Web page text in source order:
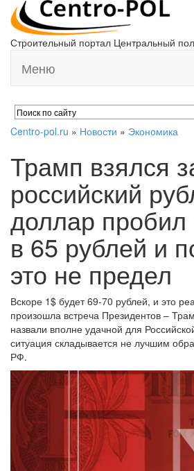
Строительный портал Центральный
Меню
Centro-pol.ru » Новости » Экономика
Трамп взялся
российский
доллар пробил
в 65 рублей и
это не предел
Вскоре 1$ будет 69-70 рублей, и это
произошла встреча Президентов –
назвали вполне удачной для
ситуация складывается не лучшим
РФ.